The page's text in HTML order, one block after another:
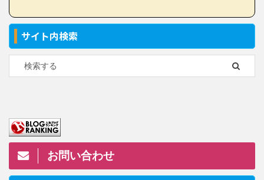
サイト内検索
お問い合わせ